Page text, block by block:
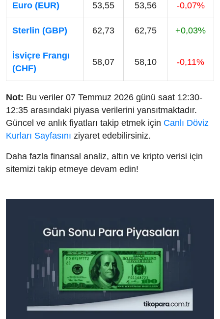
Euro (EUR) 53,55 53,56 -0,07%
Sterlin (GBP) 62,73 62,75 +0,03%
İsviçre Frangı
(CHF)
58,07 58,10 -0,11%
Not: Bu veriler 07 Temmuz 2026 günü saat 12:30-
12:35 arasındaki piyasa verilerini yansıtmaktadır.
Güncel ve anlık fiyatları takip etmek için Canlı Döviz
Kurları Sayfasını ziyaret edebilirsiniz.
Daha fazla finansal analiz, altın ve kripto verisi için
sitemizi takip etmeye devam edin!